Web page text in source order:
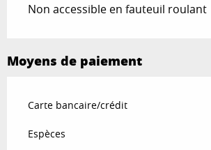
Non accessible en fauteuil roulant
Moyens de paiement
Carte bancaire/crédit
Espèces